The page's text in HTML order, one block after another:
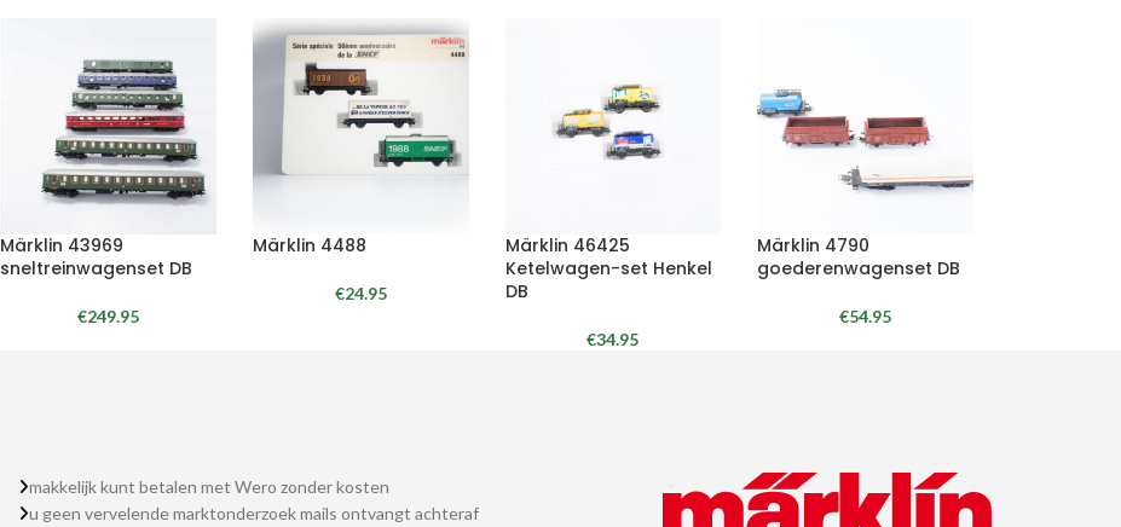
Märklin 43969
sneltreinwagenset DB
€249.95
Märklin 4488
€24.95
Märklin 46425
Ketelwagen-set Henkel
DB
€34.95
Märklin 4790
goederenwagenset DB
€54.95
makkelijk kunt betalen met Wero zonder kosten
u geen vervelende marktonderzoek mails ontvangt achteraf